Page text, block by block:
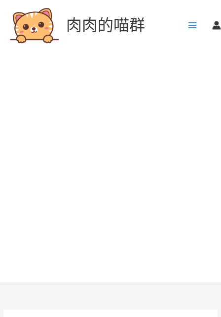
肉肉的喵群